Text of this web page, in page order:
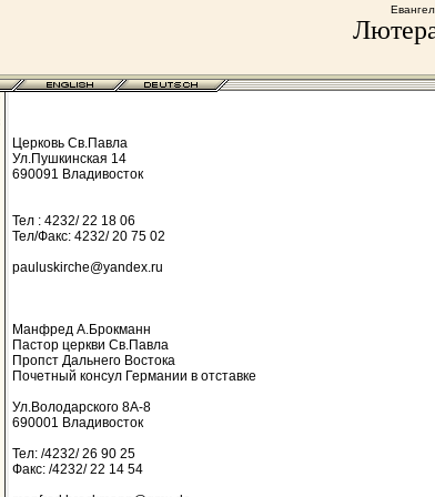
Церковь Св.Павла
Ул.Пушкинская 14
690091 Владивосток
Тел : 4232/ 22 18 06
Тел/Факс: 4232/ 20 75 02
pauluskirche@yandex.ru
Манфред А.Брокманн
Пастор церкви Св.Павла
Пропст Дальнего Востока
Почетный консул Германии в отставке
Ул.Володарского 8А-8
690001 Владивосток
Тел: /4232/ 26 90 25
Факс: /4232/ 22 14 54